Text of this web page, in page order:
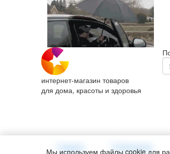
интернет-магазин товаров
для дома, красоты и здоровья
О Компании
Мы используем файлы cookie для